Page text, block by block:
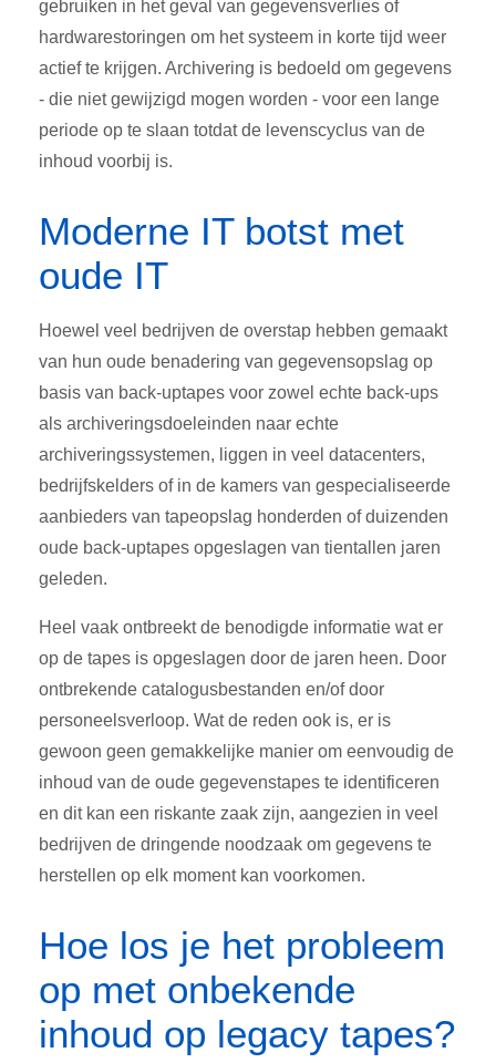
gebruiken in het geval van gegevensverlies of
hardwarestoringen om het systeem in korte tijd weer
actief te krijgen. Archivering is bedoeld om gegevens
- die niet gewijzigd mogen worden - voor een lange
periode op te slaan totdat de levenscyclus van de
inhoud voorbij is.
Moderne IT botst met
oude IT
Hoewel veel bedrijven de overstap hebben gemaakt
van hun oude benadering van gegevensopslag op
basis van back-uptapes voor zowel echte back-ups
als archiveringsdoeleinden naar echte
archiveringssystemen, liggen in veel datacenters,
bedrijfskelders of in de kamers van gespecialiseerde
aanbieders van tapeopslag honderden of duizenden
oude back-uptapes opgeslagen van tientallen jaren
geleden.
Heel vaak ontbreekt de benodigde informatie wat er
op de tapes is opgeslagen door de jaren heen. Door
ontbrekende catalogusbestanden en/of door
personeelsverloop. Wat de reden ook is, er is
gewoon geen gemakkelijke manier om eenvoudig de
inhoud van de oude gegevenstapes te identificeren
en dit kan een riskante zaak zijn, aangezien in veel
bedrijven de dringende noodzaak om gegevens te
herstellen op elk moment kan voorkomen.
Hoe los je het probleem
op met onbekende
inhoud op legacy tapes?